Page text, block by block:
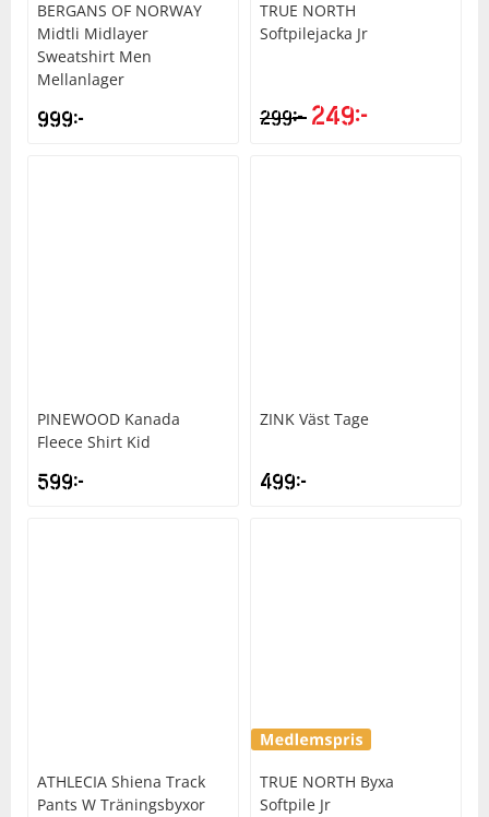
BERGANS OF NORWAY
Midtli Midlayer
Sweatshirt Men
Mellanlager
999kr
TRUE NORTH
Softpilejacka Jr
299kr 249kr
PINEWOOD Kanada
Fleece Shirt Kid
599kr
ZINK Väst Tage
499kr
ATHLECIA Shiena Track
Pants W Träningsbyxor
TRUE NORTH Byxa
Softpile Jr